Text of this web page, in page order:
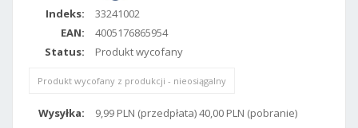
Indeks:
33241002
EAN:
4005176865954
Status:
Produkt wycofany
Produkt wycofany z produkcji - nieosiągalny
Wysyłka: 9,99 PLN (przedpłata) 40,00 PLN (pobranie)